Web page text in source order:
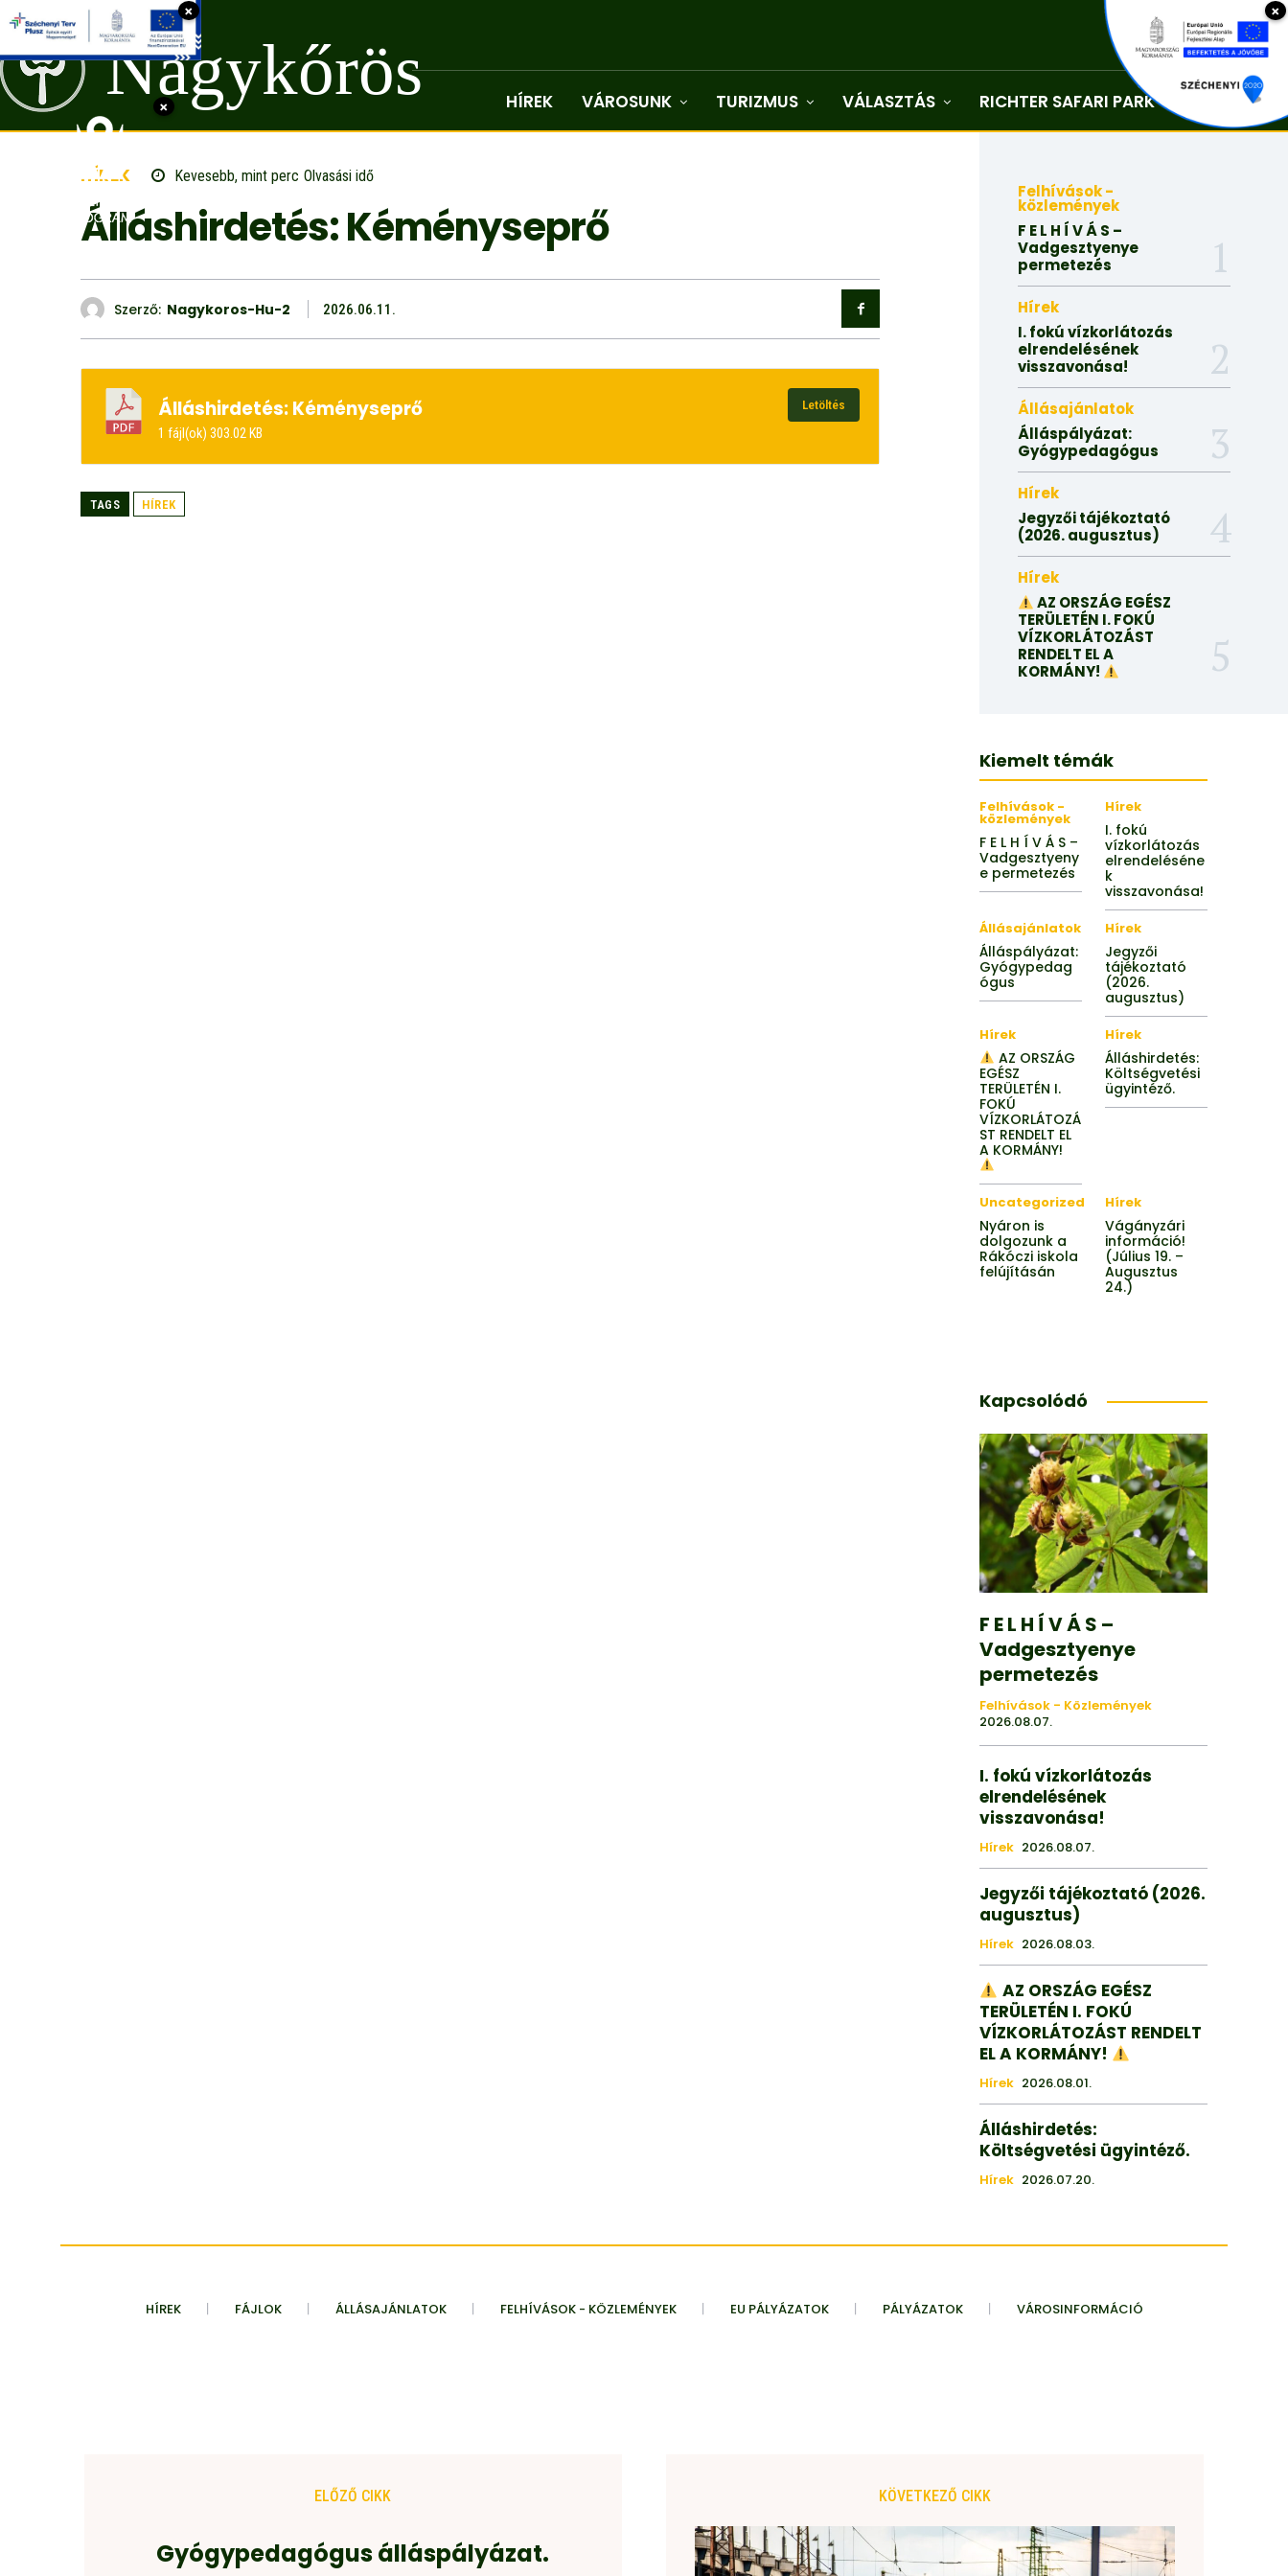
Nagykőrös HÍREK VÁROSUNK TURIZMUS VÁLASZTÁS RICHTER SAFARI PARK Kapcsolat
HÍREK Kevesebb, mintperc Olvasási idő
Álláshirdetés: Kéményseprő
Szerző: Nagykoros-Hu-2 2026.06.11.
Álláshirdetés: Kéményseprő
1 fájl(ok) 303.02 KB
Letöltés
TAGS HÍREK
Felhívások -
közlemények
F E L H Í V Á S –
Vadgesztyenye
permetezés
Hírek
I. fokú vízkorlátozás
elrendelésének
visszavonása!
Állásajánlatok
Álláspályázat:
Gyógypedagógus
Hírek
Jegyzői tájékoztató
(2026. augusztus)
Hírek
AZ ORSZÁG EGÉSZ
TERÜLETÉN I. FOKÚ
VÍZKORLÁTOZÁST
RENDELT EL A
KORMÁNY!
Kiemelt témák
Felhívások -
közlemények
F E L H Í V Á S –
Vadgesztyeny
e permetezés
Hírek
I. fokú
vízkorlátozás
elrendeléséne
k
visszavonása!
Állásajánlatok
Álláspályázat:
Gyógypedag
ógus
Hírek
Jegyzői
tájékoztató
(2026.
augusztus)
Hírek
AZ ORSZÁG
EGÉSZ
TERÜLETÉN I.
FOKÚ
VÍZKORLÁTOZÁ
ST RENDELT EL
A KORMÁNY!
Hírek
Álláshirdetés:
Költségvetési
ügyintéző.
Uncategorized
Nyáron is
dolgozunk a
Rákóczi iskola
felújításán
Hírek
Vágányzári
információ!
(Július 19. –
Augusztus
24.)
Kapcsolódó
F E L H Í V Á S –
Vadgesztyenye
permetezés
Felhívások - Közlemények
2026.08.07.
I. fokú vízkorlátozás
elrendelésének
visszavonása!
Hírek 2026.08.07.
Jegyzői tájékoztató (2026.
augusztus)
Hírek 2026.08.03.
AZ ORSZÁG EGÉSZ
TERÜLETÉN I. FOKÚ
VÍZKORLÁTOZÁST RENDELT
EL A KORMÁNY!
Hírek 2026.08.01.
Álláshirdetés:
Költségvetési ügyintéző.
Hírek 2026.07.20.
HÍREK FÁJLOK ÁLLÁSAJÁNLATOK FELHÍVÁSOK - KÖZLEMÉNYEK EU PÁLYÁZATOK PÁLYÁZATOK VÁROSINFORMÁCIÓ
ELŐZŐ CIKK
Gyógypedagógus álláspályázat.
KÖVETKEZŐ CIKK
×
×
×